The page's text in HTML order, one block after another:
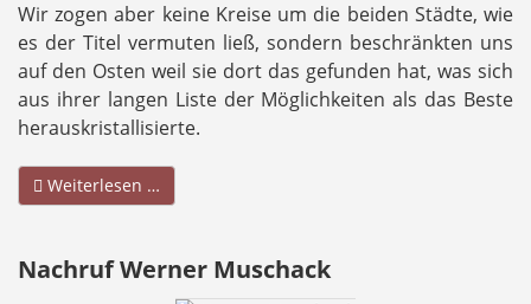
Wir zogen aber keine Kreise um die beiden Städte, wie
es der Titel vermuten ließ, sondern beschränkten uns
auf den Osten weil sie dort das gefunden hat, was sich
aus ihrer langen Liste der Möglichkeiten als das Beste
herauskristallisierte.
Weiterlesen …
Nachruf Werner Muschack